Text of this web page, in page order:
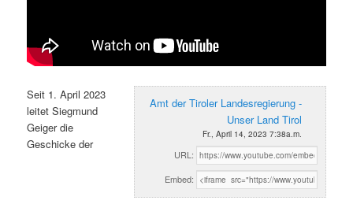
Amt der Tiroler Landesregierung -
Unser Land Tirol
Fr., April 14, 2023 7:38a.m.
URL:
Embed:
Seit 1. April 2023
leitet Siegmund
Geiger die
Geschicke der